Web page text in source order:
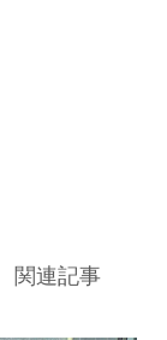
関連記事